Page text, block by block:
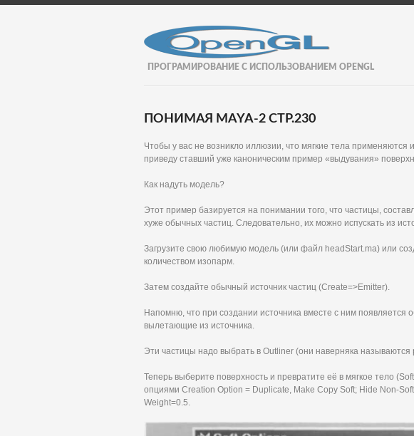
ПРОГРАМИРОВАНИЕ С ИСПОЛЬЗОВАНИЕМ OPENGL
ПОНИМАЯ MAYA-2 СТР.230
Чтобы у вас не возникло иллюзии, что мягкие тела применяются
приведу ставший уже каноническим пример «выдувания»
Как надуть модель?
Этот пример базируется на понимании того, что частицы,
хуже обычных частиц. Следовательно, их можно испускать из
Загрузите свою любимую модель (или файл headStart.ma) или
количеством изопарм.
Затем создайте обычный источник частиц (Create=>Emitter).
Напомню, что при создании источника вместе с ним появляется
вылетающие из источника.
Эти частицы надо выбрать в Outliner (они наверняка называются
Теперь выберите поверхность и превратите её в мягкое тело
опциями Creation Option = Duplicate, Make Copy Soft; Hide Non-
Weight=0.5.